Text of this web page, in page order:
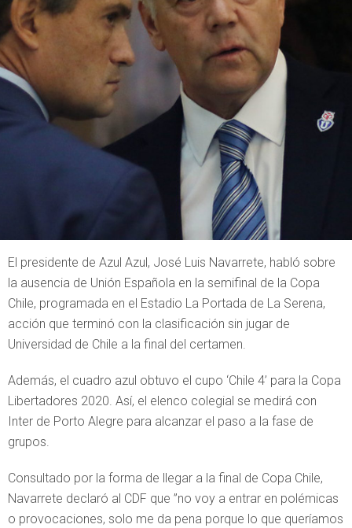
El presidente de Azul Azul, José Luis Navarrete, habló sobre
la ausencia de Unión Española en la semifinal de la Copa
Chile, programada en el Estadio La Portada de La Serena,
acción que terminó con la clasificación sin jugar de
Universidad de Chile a la final del certamen.
Además, el cuadro azul obtuvo el cupo ‘Chile 4’ para la Copa
Libertadores 2020. Así, el elenco colegial se medirá con
Inter de Porto Alegre para alcanzar el paso a la fase de
grupos.
Consultado por la forma de llegar a la final de Copa Chile,
Navarrete declaró al CDF que ”no voy a entrar en polémicas
o provocaciones, solo me da pena porque lo que queríamos